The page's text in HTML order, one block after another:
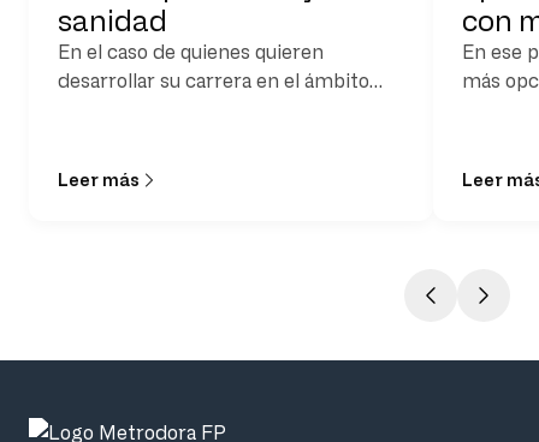
sanidad
En el caso de quienes quieren
desarrollar su carrera en el ámbito
Leer más
con
​​En ese
más
Leer